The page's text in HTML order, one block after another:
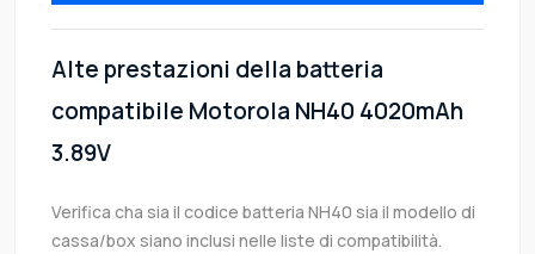
Alte prestazioni della batteria
compatibile Motorola NH40 4020mAh
3.89V
Verifica cha sia il codice batteria NH40 sia il modello di
cassa/box siano inclusi nelle liste di compatibilità.